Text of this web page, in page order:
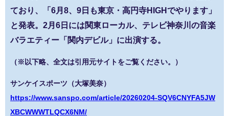
ており、「6月8、9日も東京・高円寺HIGHでやります」
と発表。2月6日には関東ローカル、テレビ神奈川の音楽
バラエティー「関内デビル」に出演する。
（※以下略、全文は引用元サイトをご覧ください。）
サンケイスポーツ（大塚美奈）
https://www.sanspo.com/article/20260204-SQV6CNYFA5JW
XBCWWWTLQCX6NM/